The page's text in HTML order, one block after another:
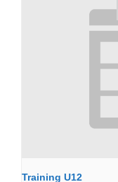
Training U12